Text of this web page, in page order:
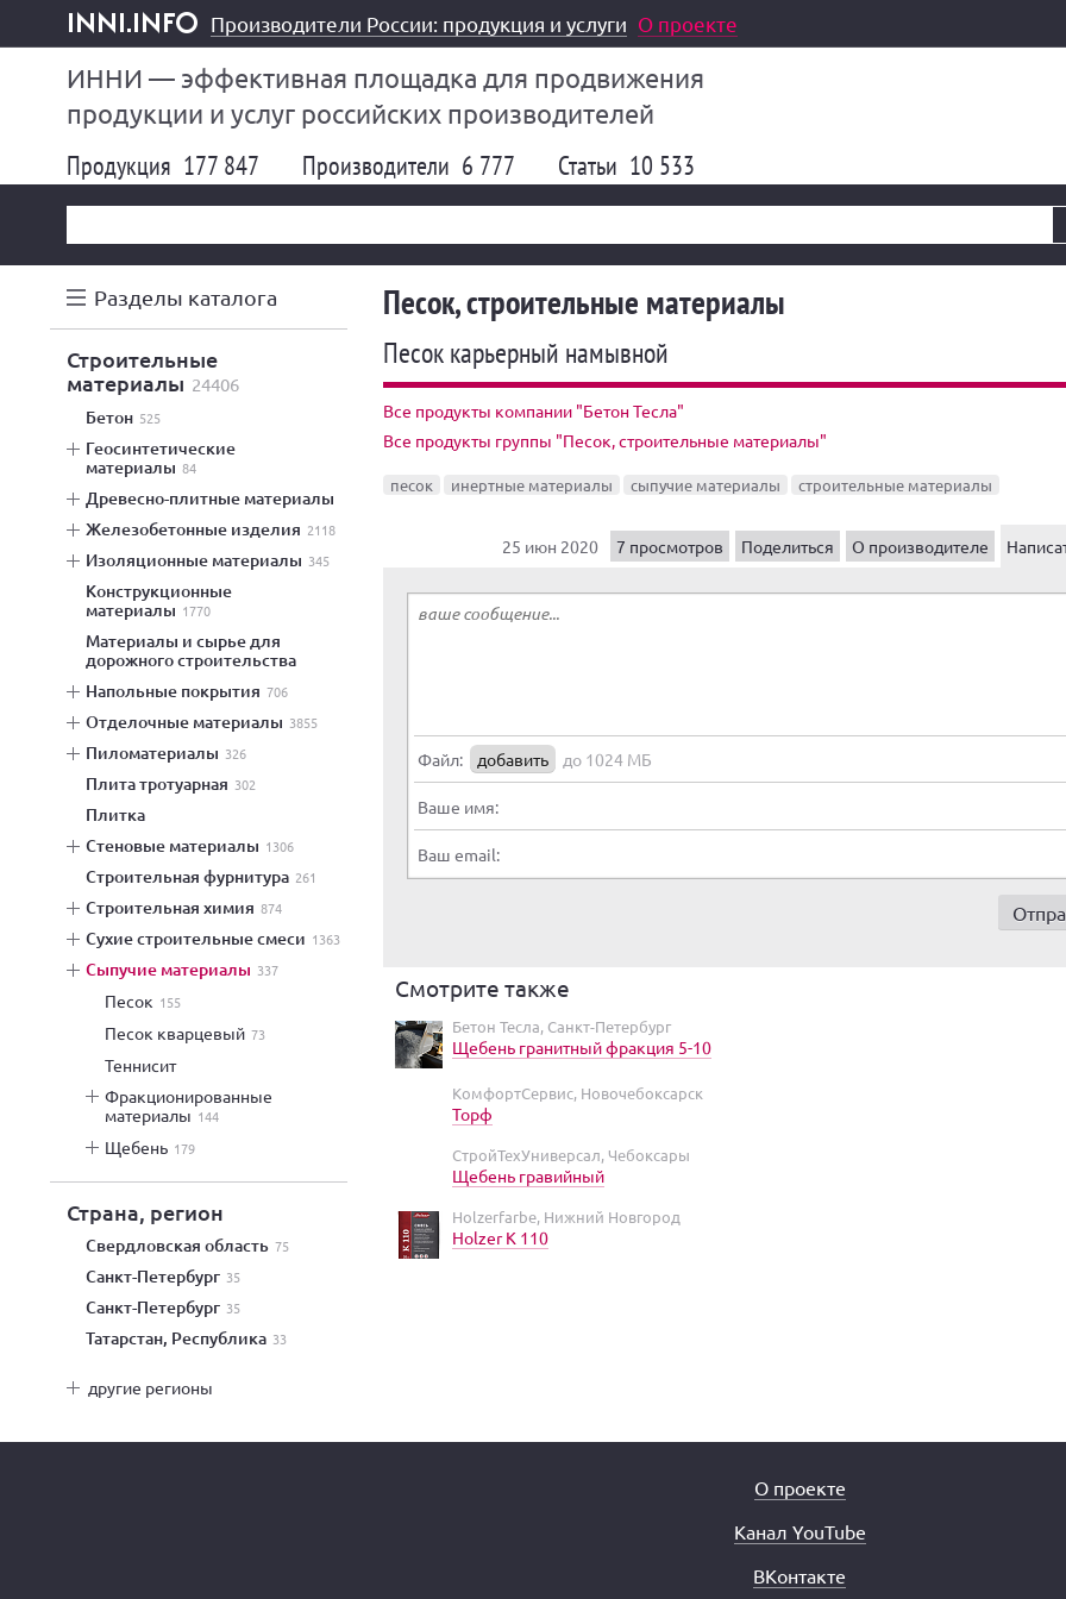
inni.info
Производители России: продукция и услуги О проекте
ИННИ — эффективная площадка для продвижения
продукции и услуг российских производителей
Продукция 177 847 Производители 6 777 Статьи 10 533
Разделы каталога
строительные
материалы 24406
бетон 525
геосинтетические
материалы 84
древесно-плитные материалы
железобетонные изделия 2118
изоляционные материалы 345
конструкционные
материалы 1770
материалы и сырье для
дорожного строительства
напольные покрытия 706
отделочные материалы 3855
пиломатериалы 326
плита тротуарная 302
плитка
стеновые материалы 1306
строительная фурнитура 261
строительная химия 874
сухие строительные смеси 1363
сыпучие материалы 337
песок 155
песок кварцевый 73
теннисит
фракционированные
материалы 144
щебень 179
Страна, регион
Свердловская область 75
Санкт-Петербург 35
Санкт-Петербург 35
Татарстан, Республика 33
другие регионы
Песок, строительные материалы
Песок карьерный намывной
Все продукты компании "Бетон Тесла"
Все продукты группы "Песок, строительные материалы"
песок инертные материалы сыпучие материалы строительные материалы
25 июн 2020 7 просмотров Поделиться О производителе
Файл: добавить до 1024 МБ
Ваше имя:
Ваш email:
Смотрите также
Бетон Тесла, Санкт-Петербург
Щебень гранитный фракция 5-10
КомфортСервис, Новочебоксарск
Торф
СтройТехУниверсал, Чебоксары
Щебень гравийный
Holzerfarbe, Нижний Новгород
Holzer K 110
О проекте
Канал YouTube
ВКонтакте